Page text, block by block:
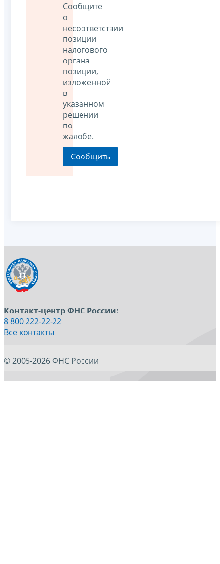
Сообщите
о
несоответствии
позиции
налогового
органа
позиции,
изложенной
в
указанном
решении
по
жалобе.
Контакт-центр ФНС России:
8 800 222-22-22
Все контакты
© 2005-2026 ФНС России